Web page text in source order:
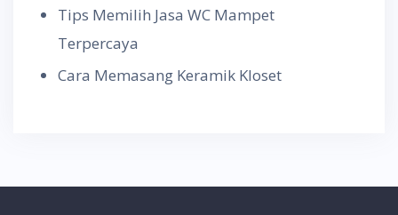
Tips Memilih Jasa WC Mampet
Terpercaya
Cara Memasang Keramik Kloset